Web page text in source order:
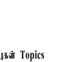
Topics